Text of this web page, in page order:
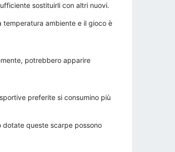
sostituirli con altri nuovi.
ambiente e il gioco è
potrebbero apparire
preferite si consumino più
dotate queste scarpe possono